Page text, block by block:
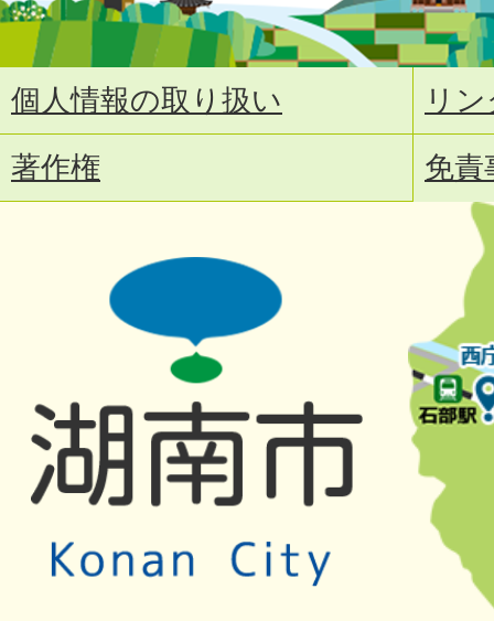
個人情報の取り扱い
リ
著作権
免責